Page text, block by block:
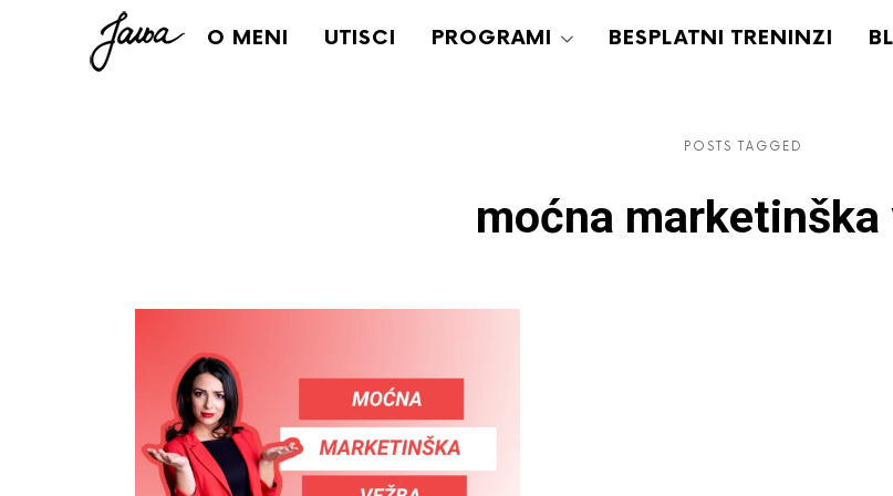
O MENI UTISCI PROGRAMI BESPLATNI TRENINZI
Janja
POSTS TAGGED
moćna marketinška